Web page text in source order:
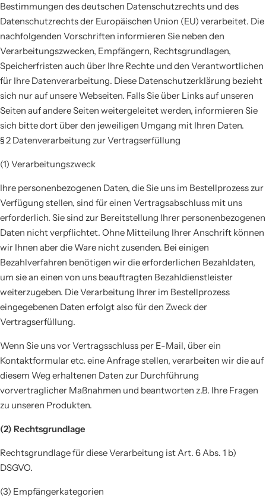
Bestimmungen des deutschen Datenschutzrechts und des
Datenschutzrechts der Europäischen Union (EU) verarbeitet. Die
nachfolgenden Vorschriften informieren Sie neben den
Verarbeitungszwecken, Empfängern, Rechtsgrundlagen,
Speicherfristen auch über Ihre Rechte und den Verantwortlichen
für Ihre Datenverarbeitung. Diese Datenschutzerklärung bezieht
sich nur auf unsere Webseiten. Falls Sie über Links auf unseren
Seiten auf andere Seiten weitergeleitet werden, informieren Sie
sich bitte dort über den jeweiligen Umgang mit Ihren Daten.
§ 2 Datenverarbeitung zur Vertragserfüllung
(1) Verarbeitungszweck
Ihre personenbezogenen Daten, die Sie uns im Bestellprozess zur
Verfügung stellen, sind für einen Vertragsabschluss mit uns
erforderlich. Sie sind zur Bereitstellung Ihrer personenbezogenen
Daten nicht verpflichtet. Ohne Mitteilung Ihrer Anschrift können
wir Ihnen aber die Ware nicht zusenden. Bei einigen
Bezahlverfahren benötigen wir die erforderlichen Bezahldaten,
um sie an einen von uns beauftragten Bezahldienstleister
weiterzugeben. Die Verarbeitung Ihrer im Bestellprozess
eingegebenen Daten erfolgt also für den Zweck der
Vertragserfüllung.
Wenn Sie uns vor Vertragsschluss per E-Mail, über ein
Kontaktformular etc. eine Anfrage stellen, verarbeiten wir die auf
diesem Weg erhaltenen Daten zur Durchführung
vorvertraglicher Maßnahmen und beantworten z.B. Ihre Fragen
zu unseren Produkten.
(2) Rechtsgrundlage
Rechtsgrundlage für diese Verarbeitung ist Art. 6 Abs. 1 b)
DSGVO.
(3) Empfängerkategorien